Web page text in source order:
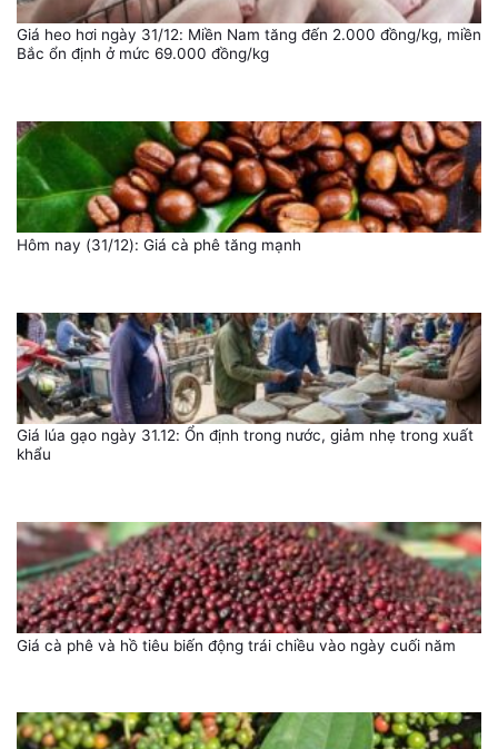
Giá heo hơi ngày 31/12: Miền Nam tăng đến 2.000 đồng/kg, miền
Bắc ổn định ở mức 69.000 đồng/kg
Hôm nay (31/12): Giá cà phê tăng mạnh
Giá lúa gạo ngày 31.12: Ổn định trong nước, giảm nhẹ trong xuất
khẩu
Giá cà phê và hồ tiêu biến động trái chiều vào ngày cuối năm